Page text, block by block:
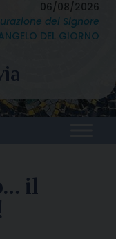
06/08/2026
del Signore
DEL GIORNO
il